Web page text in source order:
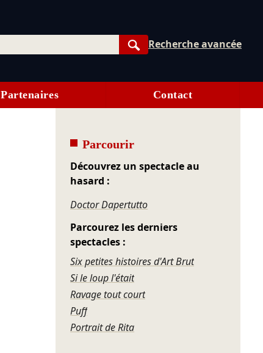
Rechercher
Recherche avancée
Partenaires Contact
Parcourir
Découvrez un spectacle au
hasard :
Doctor Dapertutto
Parcourez les derniers
spectacles :
Six petites histoires d'Art Brut
Si le loup l'était
Ravage tout court
Puff
Portrait de Rita